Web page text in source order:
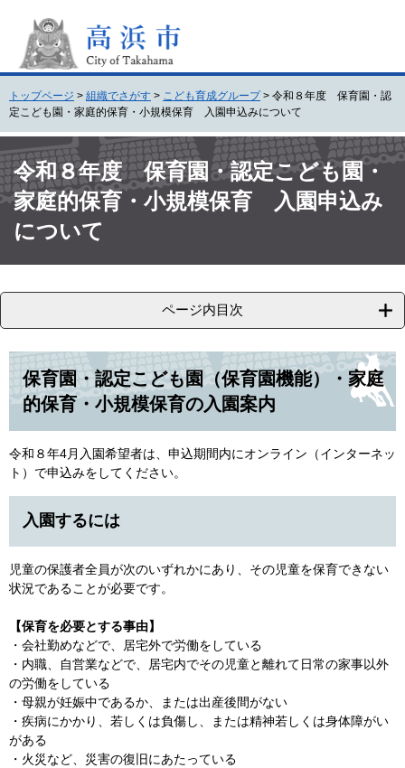
頭
。
飛
て
本
文
トップページ > 組織でさがす > こども育成グループ > 令和８年度 保育園・認
定こども園・家庭的保育・小規模保育 入園申込みについて
文令和８年度 保育園・認定こども園・
家庭的保育・小規模保育 入園申込み
について
ページ内目次
保育園・認定こども園（保育園機能）・家庭
的保育・小規模保育の入園案内
令和８年4月入園希望者は、申込期間内にオンライン（インターネッ
ト）で申込みをしてください。
入園するには
児童の保護者全員が次のいずれかにあり、その児童を保育できない
状況であることが必要です。
【保育を必要とする事由】
・会社勤めなどで、居宅外で労働をしている
・内職、自営業などで、居宅内でその児童と離れて日常の家事以外
の労働をしている
・母親が妊娠中であるか、または出産後間がない
・疾病にかかり、若しくは負傷し、または精神若しくは身体障がい
がある
・火災など、災害の復旧にあたっている